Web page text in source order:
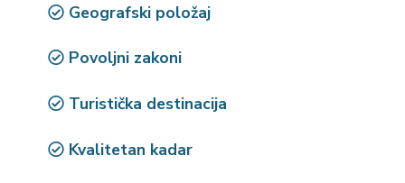
Geografski položaj
Povoljni zakoni
Turistička destinacija
Kvalitetan kadar